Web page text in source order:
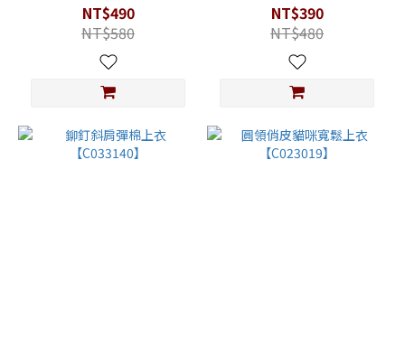
NT$490
NT$580
NT$390
NT$480